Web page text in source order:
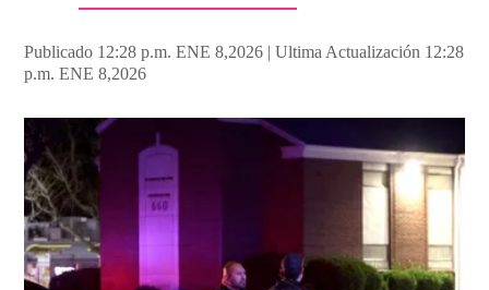
Publicado 12:28 p.m. ENE 8,2026 | Ultima Actualización 12:28
p.m. ENE 8,2026